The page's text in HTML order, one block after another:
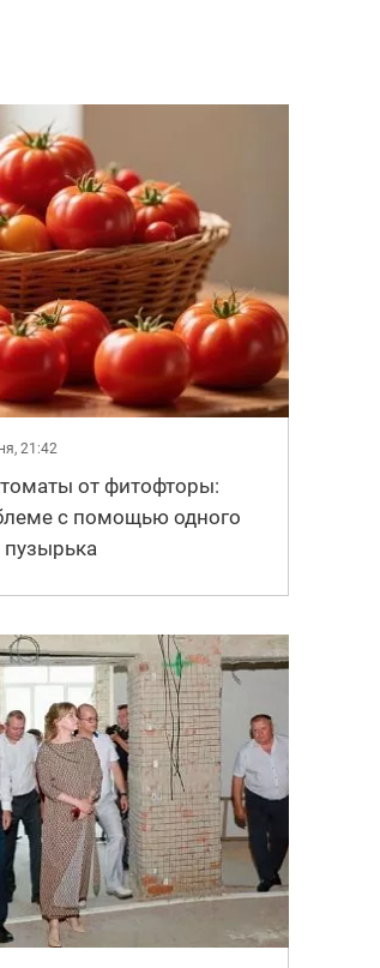
21:42
от фитофторы:
с помощью одного